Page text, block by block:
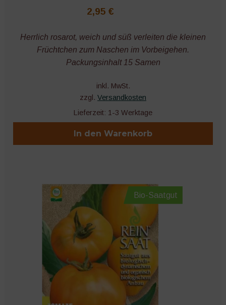
2,95 €
Herrlich rosarot, weich und süß verleiten die kleinen
Früchtchen zum Naschen im Vorbeigehen.
Packungsinhalt 15 Samen
inkl. MwSt.
zzgl. Versandkosten
Lieferzeit: 1-3 Werktage
In den Warenkorb
Bio-Saatgut